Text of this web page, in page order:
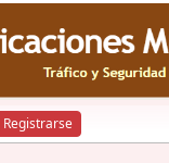
Registrarse